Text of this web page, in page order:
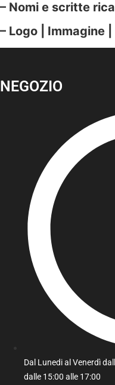
– Nomi e scritte
– Logo | Immagine
NEGOZIO
Dal Lunedi al Venerdì
dalle 15:00 alle 17:00